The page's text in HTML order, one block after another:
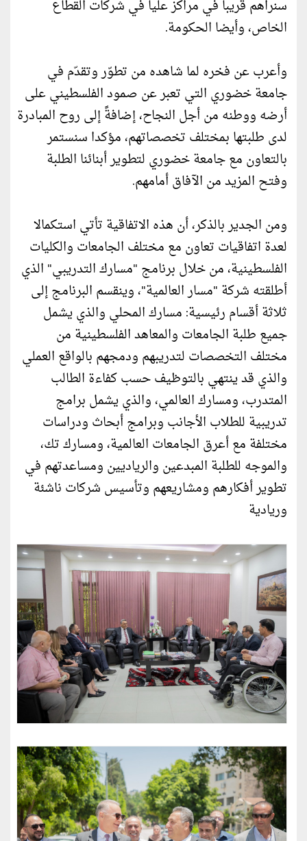
سنراهم قريبا في مراكز عليا في شركات القطاع
الخاص، وأيضا الحكومة.
وأعرب عن فخره لما شاهده من تطوّر وتقدّم في
جامعة خضوري التي تعبر عن صمود الفلسطيني على
أرضه ووطنه من أجل النجاح، إضافةً إلى روح المبادرة
لدى طلبتها بمختلف تخصصاتهم، مؤكدا سنستمر
بالتعاون مع جامعة خضوري لتطوير أبنائنا الطلبة
وفتح المزيد من الآفاق أمامهم.
ومن الجدير بالذكر، أن هذه الاتفاقية تأتي استكمالا
لعدة اتفاقيات تعاون مع مختلف الجامعات والكليات
الفلسطينية، من خلال برنامج "مسارك التدريبي" الذي
أطلقته شركة "مسار العالمية"، وينقسم البرنامج إلى
ثلاثة أقسام رئيسية: مسارك المحلي والذي يشمل
جميع طلبة الجامعات والمعاهد الفلسطينية من
مختلف التخصصات لتدريبهم ودمجهم بالواقع العملي
والذي قد ينتهي بالتوظيف حسب كفاءة الطالب
المتدرب، ومسارك العالمي، والذي يشمل برامج
تدريبية للطلاب الأجانب وبرامج أبحاث ودراسات
مختلفة مع أعرق الجامعات العالمية، ومسارك تك،
والموجه للطلبة المبدعين والرياديين ومساعدتهم في
تطوير أفكارهم ومشاريعهم وتأسيس شركات ناشئة
وريادية